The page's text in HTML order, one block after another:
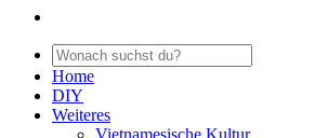
Home
DIY
Weiteres
Vietnamesische Kultur